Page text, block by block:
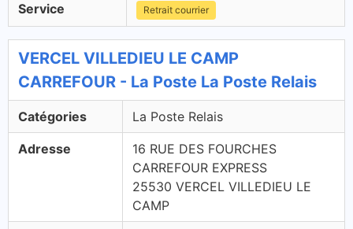
Service Retrait courrier
VERCEL VILLEDIEU LE CAMP
CARREFOUR - La Poste La Poste Relais
Catégories La Poste Relais
Adresse
16 RUE DES FOURCHES
CARREFOUR EXPRESS
25530 VERCEL VILLEDIEU LE
CAMP